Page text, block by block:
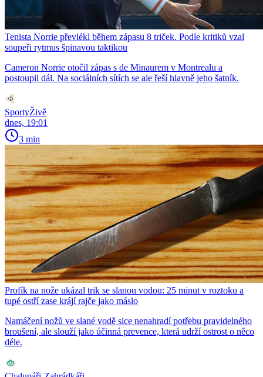
Tenista Norrie převlékl během zápasu 8 triček. Podle kritiků vzal
soupeři rytmus špinavou taktikou
Cameron Norrie otočil zápas s de Minaurem v Montrealu a
postoupil dál. Na sociálních sítích se ale řeší hlavně jeho šatník.
SportyŽivě
dnes, 19:01
3 min
Profík na nože ukázal trik se slanou vodou: 25 minut v roztoku a
tupé ostří zase krájí rajče jako máslo
Namáčení nožů ve slané vodě sice nenahradí potřebu pravidelného
broušení, ale slouží jako účinná prevence, která udrží ostrost o něco
déle.